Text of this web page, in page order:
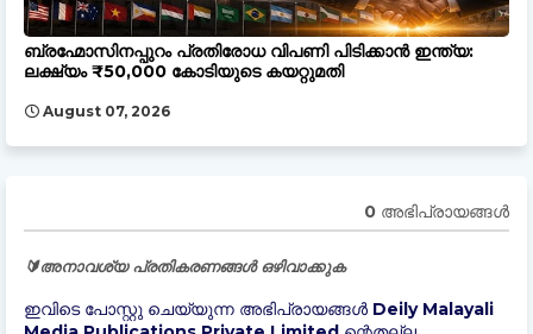
ബ്രഹ്മോസിനപ്പുറം പ്രതിരോധ വിപണി പിടിക്കാൻ ഇന്ത്യ:
ലക്ഷ്യം ₹50,000 കോടിയുടെ കയറ്റുമതി
August 07, 2026
0 അഭിപ്രായങ്ങള്‍
🔰അനാവശ്യ പ്രതികരണങ്ങൾ ഒഴിവാക്കുക
ഇവിടെ പോസ്റ്റു ചെയ്യുന്ന അഭിപ്രായങ്ങൾ Deily Malayali